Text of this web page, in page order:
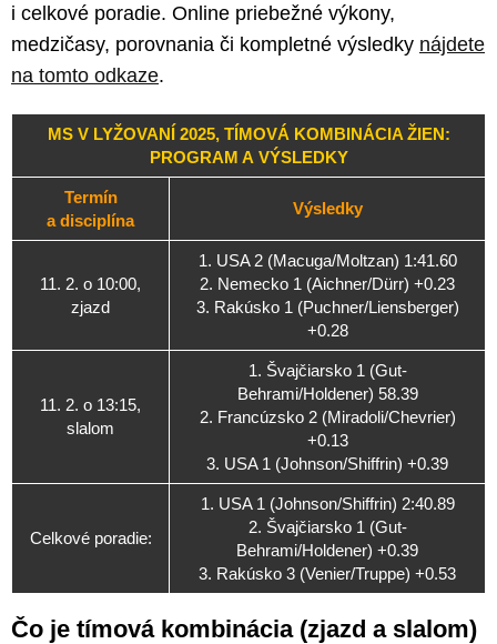
i celkové poradie. Online priebežné výkony,
medzičasy, porovnania či kompletné výsledky nájdete
na tomto odkaze.
MS V LYŽOVANÍ 2025, TÍMOVÁ KOMBINÁCIA ŽIEN:
PROGRAM A VÝSLEDKY
Termín
a disciplína
Výsledky
11. 2. o 10:00,
zjazd
1. USA 2 (Macuga/Moltzan) 1:41.60
2. Nemecko 1 (Aichner/Dürr) +0.23
3. Rakúsko 1 (Puchner/Liensberger)
+0.28
11. 2. o 13:15,
slalom
1. Švajčiarsko 1 (Gut-
Behrami/Holdener) 58.39
2. Francúzsko 2 (Miradoli/Chevrier)
+0.13
3. USA 1 (Johnson/Shiffrin) +0.39
Celkové poradie:
1. USA 1 (Johnson/Shiffrin) 2:40.89
2. Švajčiarsko 1 (Gut-
Behrami/Holdener) +0.39
3. Rakúsko 3 (Venier/Truppe) +0.53
Čo je tímová kombinácia (zjazd a slalom)